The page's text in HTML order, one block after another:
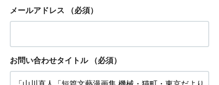
メールアドレス （必須）
お問い合わせタイトル （必須）